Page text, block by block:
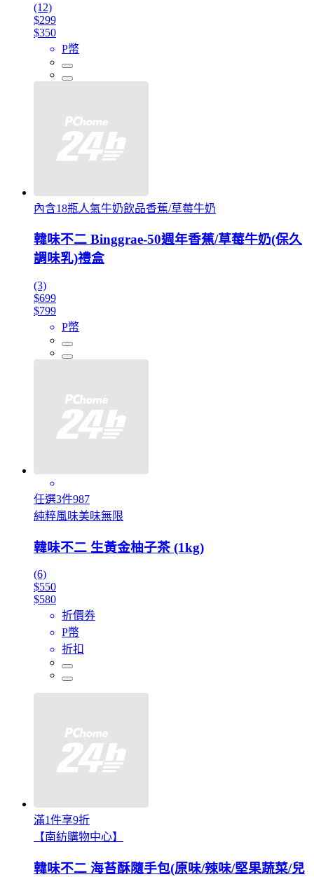
(12)
$299
$350
P幣
內含18瓶人氣牛奶飲品香蕉/草莓牛奶
韓味不二 Binggrae-50週年香蕉/草莓牛奶(保久
調味乳)禮盒
(3)
$699
$799
P幣
任選3件987
純粹風味美味無限
韓味不二 生黃金柚子茶 (1kg)
(6)
$550
$580
折價券
P幣
折扣
滿1件享9折
【南紡購物中心】
韓味不二 海苔酥隨手包(原味/辣味/堅果蔬菜/兒